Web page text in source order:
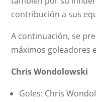
contribución a sus
A continuación, se
máximos goleadores
Chris Wondolowski
Goles: Chris